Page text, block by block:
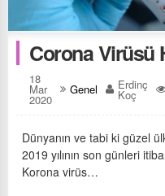
Corona Virüsü
18
Mar
2020
Genel Erdinç
Koç
Dünyanın ve tabi ki güzel
2019 yılının son günleri
Korona virüs…